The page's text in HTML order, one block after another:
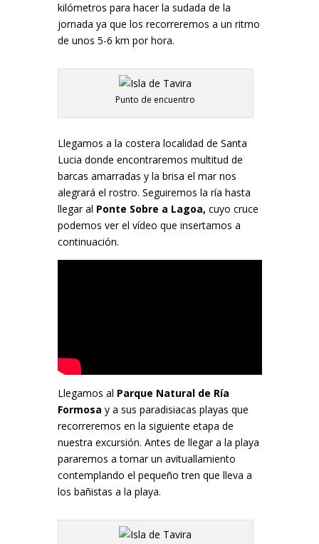
kilómetros para hacer la sudada de la
jornada ya que los recorreremos a un ritmo
de unos 5-6 km por hora.
Punto de encuentro
Llegamos a la costera localidad de Santa
Lucia donde encontraremos multitud de
barcas amarradas y la brisa el mar nos
alegrará el rostro. Seguiremos la ría hasta
llegar al Ponte Sobre a Lagoa, cuyo cruce
podemos ver el vídeo que insertamos a
continuación.
Llegamos al Parque Natural de Ría
Formosa y a sus paradisiacas playas que
recorreremos en la siguiente etapa de
nuestra excursión. Antes de llegar a la playa
pararemos a tomar un avituallamiento
contemplando el pequeño tren que lleva a
los bañistas a la playa.